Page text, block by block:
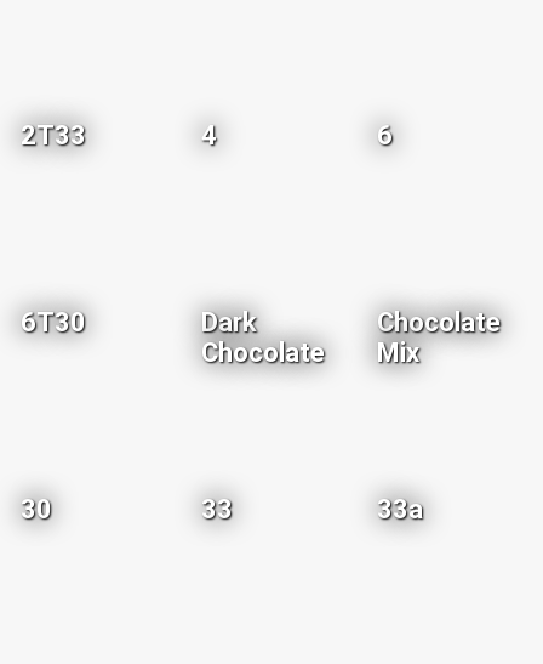
2T33 4 6
6T30
Dark
Chocolate
Chocolate
Mix
30 33 33a